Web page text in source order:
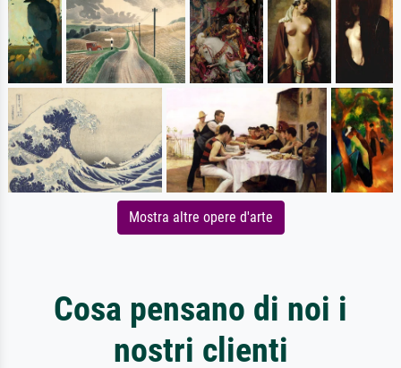
Mostra altre opere d'arte
Cosa pensano di noi i
nostri clienti